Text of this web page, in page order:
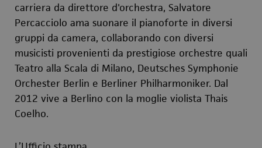
carriera da direttore d'orchestra, Salvatore
Percacciolo ama suonare il pianoforte in diversi
gruppi da camera, collaborando con diversi
musicisti provenienti da prestigiose orchestre quali
Teatro alla Scala di Milano, Deutsches Symphonie
Orchester Berlin e Berliner Philharmoniker. Dal
2012 vive a Berlino con la moglie violista Thais
Coelho.